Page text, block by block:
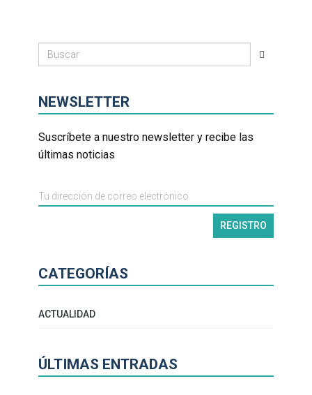
NEWSLETTER
Suscríbete a nuestro newsletter y recibe las
últimas noticias
CATEGORÍAS
ACTUALIDAD
ÚLTIMAS ENTRADAS